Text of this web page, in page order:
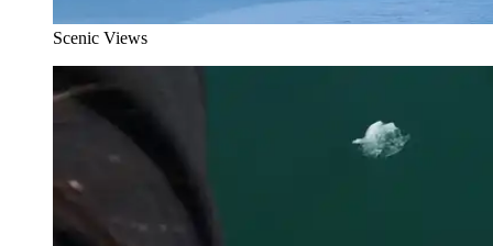
Scenic Views